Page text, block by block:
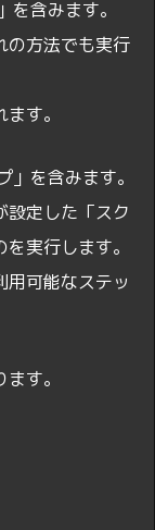
を含みます。
の方法でも実行
す。
を含みます。
設定した「スク
実行します。
用可能なステッ
す。